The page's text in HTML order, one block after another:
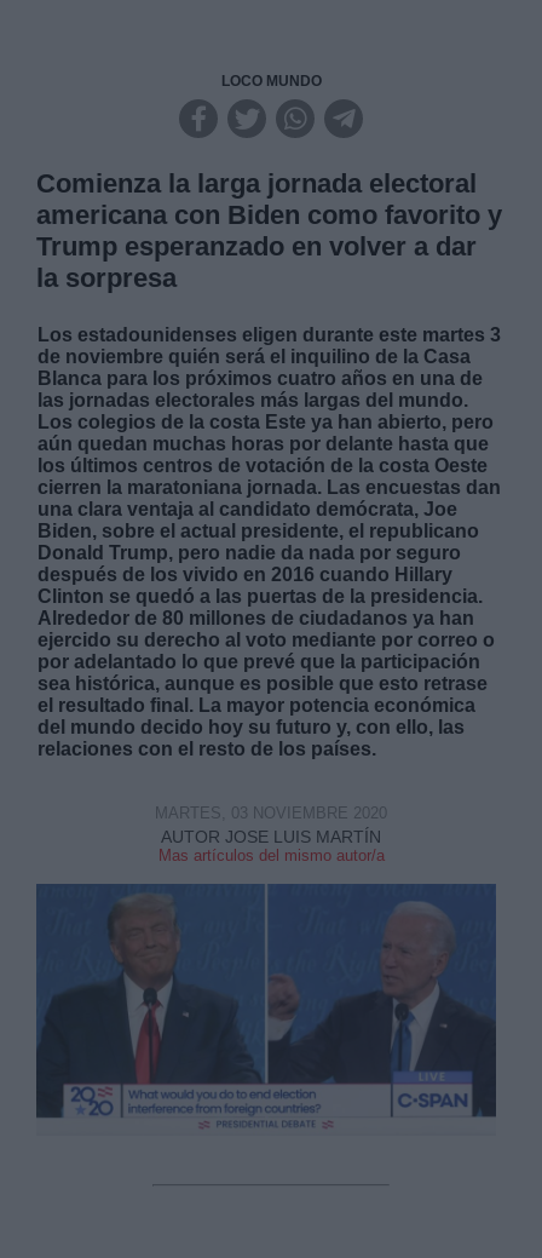
LOCO MUNDO
Comienza la larga jornada electoral
americana con Biden como favorito y
Trump esperanzado en volver a dar
la sorpresa
Los estadounidenses eligen durante este martes 3
de noviembre quién será el inquilino de la Casa
Blanca para los próximos cuatro años en una de
las jornadas electorales más largas del mundo.
Los colegios de la costa Este ya han abierto, pero
aún quedan muchas horas por delante hasta que
los últimos centros de votación de la costa Oeste
cierren la maratoniana jornada. Las encuestas dan
una clara ventaja al candidato demócrata, Joe
Biden, sobre el actual presidente, el republicano
Donald Trump, pero nadie da nada por seguro
después de los vivido en 2016 cuando Hillary
Clinton se quedó a las puertas de la presidencia.
Alrededor de 80 millones de ciudadanos ya han
ejercido su derecho al voto mediante por correo o
por adelantado lo que prevé que la participación
sea histórica, aunque es posible que esto retrase
el resultado final. La mayor potencia económica
del mundo decido hoy su futuro y, con ello, las
relaciones con el resto de los países.
AUTOR JOSE LUIS MARTÍN
Mas artículos del mismo autor/a
MARTES, 03 NOVIEMBRE 2020